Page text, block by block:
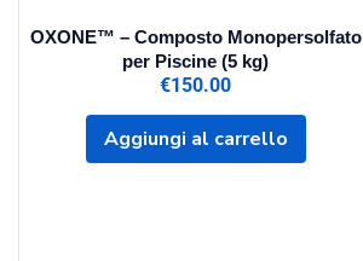
OXONE™ – Composto Monopersolfato
per Piscine (5 kg)
€150.00
Aggiungi al carrello